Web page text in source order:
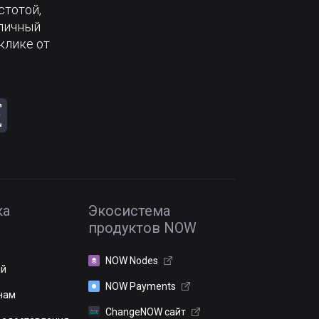
от
Экосистема
продуктов NOW
NOW Nodes
NOW Payments
ChangeNOW сайт